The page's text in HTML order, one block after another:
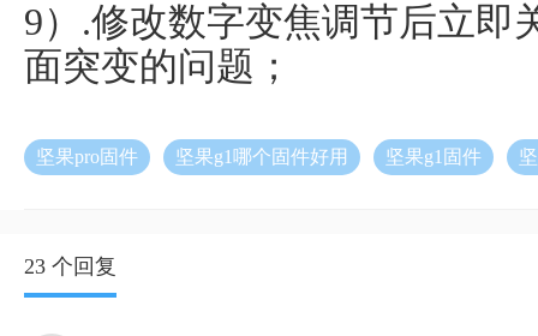
9）.修改数字变焦调节后立即
面突变的问题；
坚果pro固件 坚果g1哪个固件好用 坚果g1固件
23 个回复